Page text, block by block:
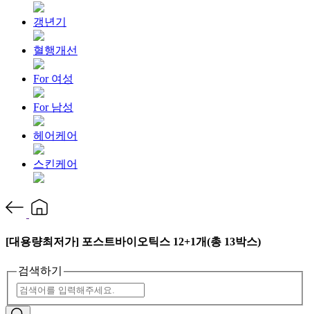
갱년기
혈행개선
For 여성
For 남성
헤어케어
스킨케어
[대용량최저가] 포스트바이오틱스 12+1개(총 13박스)
검색하기